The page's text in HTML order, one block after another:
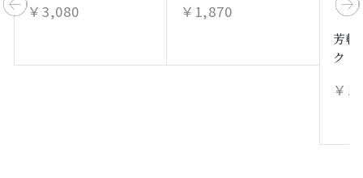
￥3,080 ￥1,870
芳
ク
￥